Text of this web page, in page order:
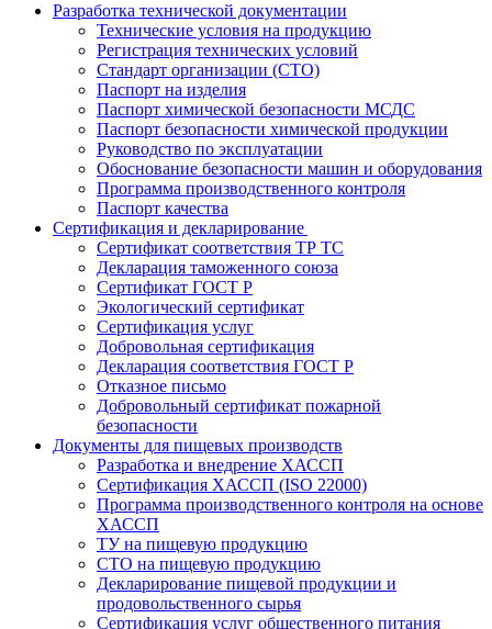
Разработка технической документации
Технические условия на продукцию
Регистрация технических условий
Стандарт организации (СТО)
Паспорт на изделия
Паспорт химической безопасности МСДС
Паспорт безопасности химической продукции
Руководство по эксплуатации
Обоснование безопасности машин и оборудования
Программа производственного контроля
Паспорт качества
Сертификация и декларирование
Сертификат соответствия ТР ТС
Декларация таможенного союза
Сертификат ГОСТ Р
Экологический сертификат
Сертификация услуг
Добровольная сертификация
Декларация соответствия ГОСТ Р
Отказное письмо
Добровольный сертификат пожарной
безопасности
Документы для пищевых производств
Разработка и внедрение ХАССП
Сертификация ХАССП (ISO 22000)
Программа производственного контроля на основе
ХАССП
ТУ на пищевую продукцию
СТО на пищевую продукцию
Декларирование пищевой продукции и
продовольственного сырья
Сертификация услуг общественного питания